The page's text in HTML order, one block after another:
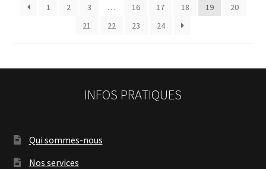
1 2 3 … 16 17 18 19
20
21
22 23 24
INFOS PRATIQUES
Qui sommes-nous
Nos services